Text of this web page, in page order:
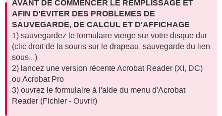
AVANT DE COMMENCER LE REMPLISSAGE ET
AFIN D'EVITER DES PROBLEMES DE
SAUVEGARDE, DE CALCUL ET D'AFFICHAGE
1) sauvegardez le formulaire vierge sur votre disque dur
(clic droit de la souris sur le drapeau, sauvegarde du lien
sous...)
2) lancez une version récente Acrobat Reader (XI, DC)
ou Acrobat Pro
3) ouvrez le formulaire à l'aide du menu d'Acrobat
Reader (Fichier - Ouvrir)